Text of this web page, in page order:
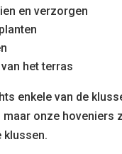
en verzorgen
het terras
enkele van de
onze hoveniers
klussen.